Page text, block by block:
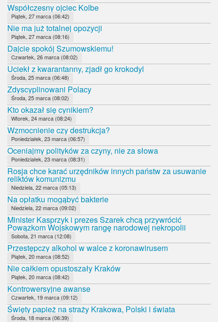
Współczesny ojciec Kolbe
Piątek, 27 marca (06:42)
Nie ma już totalnej opozycji
Piątek, 27 marca (08:16)
Dajcie spokój Szumowskiemu!
Czwartek, 26 marca (08:02)
Uciekł z kwarantanny, zjadł go krokodyl
Środa, 25 marca (06:48)
Zdyscyplinowani Polacy
Środa, 25 marca (08:02)
Kto okazał się cynikiem?
Wtorek, 24 marca (08:24)
Wzmocnienie czy destrukcja?
Poniedziałek, 23 marca (06:57)
Oceniajmy polityków za czyny, nie za słowa
Poniedziałek, 23 marca (08:31)
Rosja chce karać urzędników innych państw za usuwanie
reliktów komunizmu
Niedziela, 22 marca (05:13)
Na opłatku mogąbyć bakterie
Niedziela, 22 marca (09:02)
Minister Kasprzyk i prezes Szarek chcą przywrócić
Powązkom Wojskowym rangę narodowej nekropolii
Sobota, 21 marca (12:08)
Przestępczy alkohol w walce z koronawirusem
Piątek, 20 marca (08:52)
Nie całkiem opustoszały Kraków
Piątek, 20 marca (08:42)
Kontrowersyjne awanse
Czwartek, 19 marca (09:12)
Święty papież na straży Krakowa, Polski i świata
Środa, 18 marca (06:39)